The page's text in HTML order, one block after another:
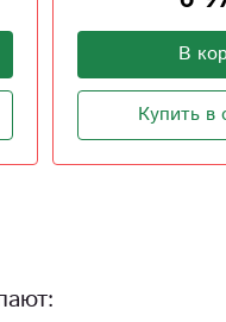
В
Купить в